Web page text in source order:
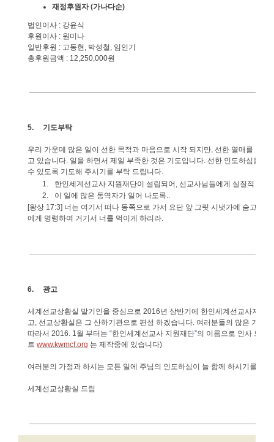
재정후원자(가나다순)
법인이사 : 강윤식
후원이사 : 원미나
일반후원 : 고동현 , 박성철 , 임인기
총후원금액 : 12,250,000원
5. 기도부탁
우리 가운데 많은 일이 선한 목적과 마음으로 시작 되지만, 선한 열매를
고 있습니다. 일을 하면서 제일 부족한 것은 기도입니다. 선한 인도하심을
수 있도록 기도해 주시기를 부탁 드립니다.
1.
한인세계선교사 지원재단이 설립되어 선교사님들에게 실질적
2.
이 일에 많은 동역자가 일어 나도록..
[왕상 17:3] 너는 여기서 떠나 동쪽으로 가서 요단 앞 그릿 시냇가에 숨고
에게 명령하여 거기서 너를 먹이게 하리라.
6. 광고
세계선교상황실 발기인을 중심으로 2016년 상반기에 한인세계선교사지원
고, 선교상황실은 그 산하기관으로 편성 하겠습니다. 여러분들의 많은 기도와
따라서 2016. 1월 부터는 “한인세계선교사 지원재단”의 이름으로 인사 드리
트 www.kwmcf.org 는 제작중에 있습니다)
여러분의 가정과 하시는 모든 일에 주님의 인도하심이 늘 함께 하시기를
세계선교상황실 드림